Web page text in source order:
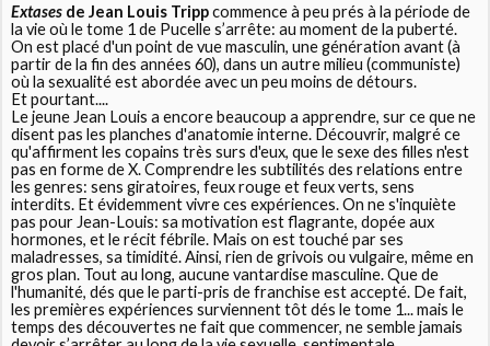
Extases de Jean Louis Trippcommence à peu prés à la période de
la vie où le tome 1 de Pucelle s’arrête: au moment de la puberté.
On est placé d'un point de vue masculin, une génération avant (à
partir de la fin des années 60), dans un autre milieu (communiste)
où la sexualité est abordée avec un peu moins de détours.
Et pourtant....
Le jeune Jean Louis a encore beaucoup a apprendre, sur ce que ne
disent pas les planches d'anatomie interne. Découvrir, malgré ce
qu'affirment les copains très surs d'eux, que le sexe des filles n'est
pas en forme de X. Comprendre les subtilités des relations entre
les genres: sens giratoires, feux rouge et feux verts, sens
interdits. Et évidemment vivre ces expériences. On ne s'inquiète
pas pour Jean-Louis: sa motivation est flagrante, dopée aux
hormones, et le récit fébrile. Mais on est touché par ses
maladresses, sa timidité. Ainsi, rien de grivois ou vulgaire, même en
gros plan. Tout au long, aucune vantardise masculine. Que de
l'humanité, dés que le parti-pris de franchise est accepté. De fait,
les premières expériences surviennent tôt dés le tome 1... mais le
temps des découvertes ne fait que commencer, ne semble jamais